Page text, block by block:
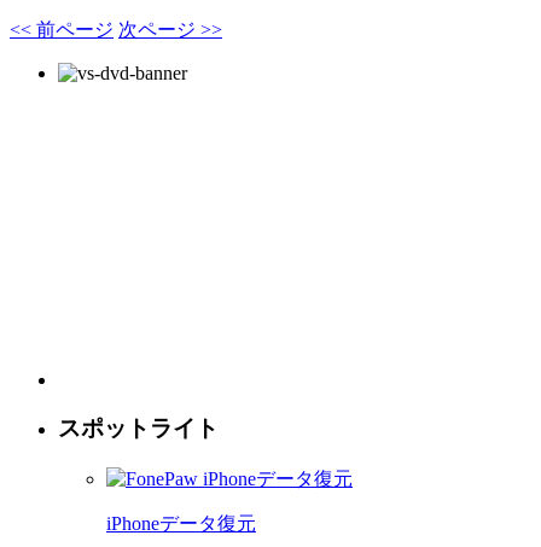
<< 前ページ 次ページ >>
スポットライト
iPhoneデータ復元